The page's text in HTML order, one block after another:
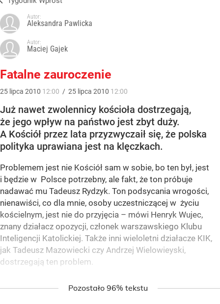
Autor:
Aleksandra Pawlicka
Autor:
Maciej Gajek
Fatalne zauroczenie
25 lipca 2010 12:00 / 25 lipca 2010 12:00
Już nawet zwolennicy kościoła dostrzegają,
że jego wpływ na państwo jest zbyt duży.
A Kościół przez lata przyzwyczaił się, że polska
polityka uprawiana jest na klęczkach.
Problemem jest nie Kościół sam w sobie, bo ten był, jest
i będzie w Polsce potrzebny, ale fakt, że ton próbuje
nadawać mu Tadeusz Rydzyk. Ton podsycania wrogości,
nienawiści, co dla mnie, osoby uczestniczącej w życiu
kościelnym, jest nie do przyjęcia – mówi Henryk Wujec,
znany działacz opozycji, członek warszawskiego Klubu
Inteligencji Katolickiej. Także inni wieloletni działacze KIK,
jak Tadeusz Mazowiecki czy Andrzej Wielowieyski,
dostrzegają ten problem.
Pozostało 96% tekstu